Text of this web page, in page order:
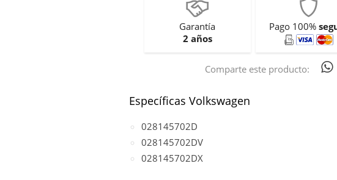
Garantía
2 años
Pago 100%
Comparte este producto:
Específicas Volkswagen
028145702D
028145702DV
028145702DX